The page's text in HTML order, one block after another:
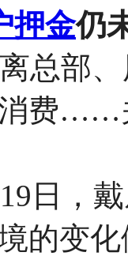
押金仍
总部
费……
日，
的变